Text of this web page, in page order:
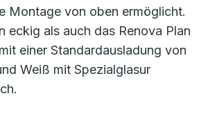
Montage von oben ermöglicht.
eckig als auch das Renova Plan
einer Standardausladung von
Weiß mit Spezialglasur